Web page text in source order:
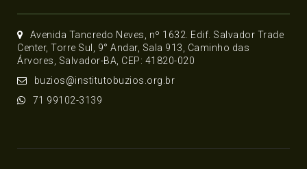
Avenida Tancredo Neves, nº 1632. Edif. Salvador Trade
Center, Torre Sul, 9° Andar, Sala 913, Caminho das
Árvores, Salvador-BA, CEP: 41820-020
buzios@institutobuzios.org.br
71 99102-3139